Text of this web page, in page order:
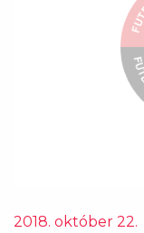
2018. október 22.